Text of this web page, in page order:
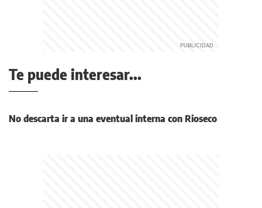
Te puede interesar...
No descarta ir a una eventual interna con Rioseco